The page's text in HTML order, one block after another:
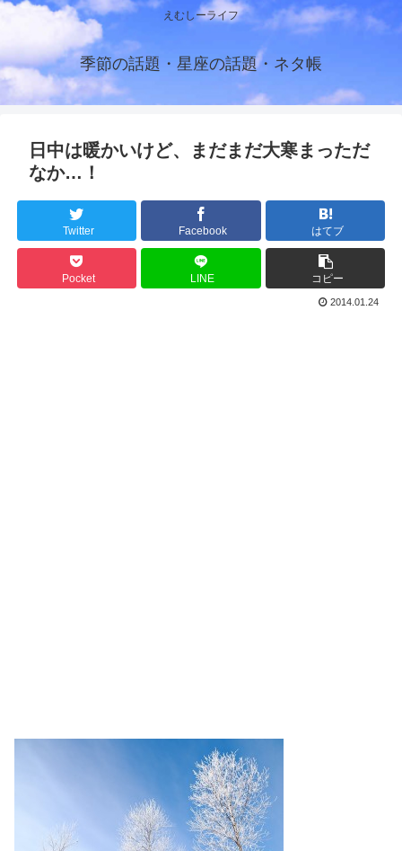
えむしーライフ
季節の話題・星座の話題・ネタ帳
日中は暖かいけど、まだまだ大寒まっただ
なか…！
Twitter Facebook はてブ
Pocket LINE コピー
2014.01.24